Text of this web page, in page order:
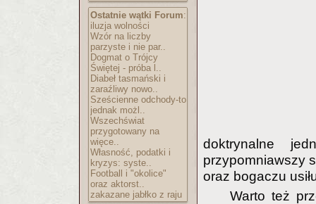
Ostatnie wątki Forum:
iluzja wolności
Wzór na liczby
parzyste i nie par..
Dogmat o Trójcy
Świętej - próba l..
Diabeł tasmański i
zaraźliwy nowo..
Sześcienne odchody-to
jednak możl..
Wszechświat
przygotowany na
więce..
Własność, podatki i
kryzys: syste..
Football i "okolice"
oraz aktorst..
zakazane jabłko z raju
doktrynalne
przypomniawszy
oraz bogaczu
Warto też